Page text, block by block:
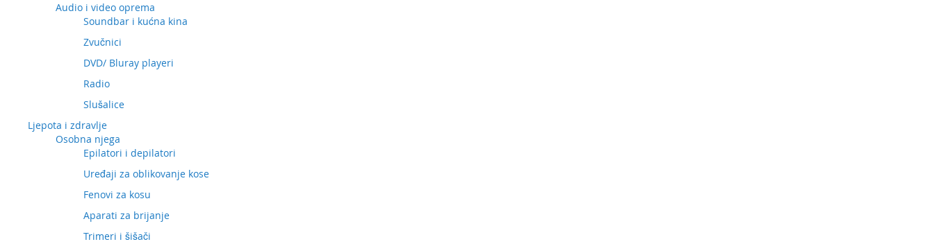
Audio i video oprema
Soundbar i kućna kina
Zvučnici
DVD/ Bluray playeri
Radio
Slušalice
Ljepota i zdravlje
Osobna njega
Epilatori i depilatori
Uređaji za oblikovanje kose
Fenovi za kosu
Aparati za brijanje
Trimeri i šišači